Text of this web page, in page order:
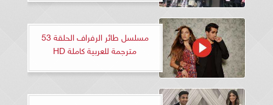
مسلسل طائر الرفراف الحلقة 53
مترجمة للعربية كاملة HD